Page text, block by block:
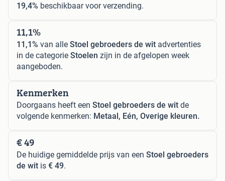
19,4% beschikbaar voor verzending.
11,1%
11,1% van alle Stoel gebroeders de wit advertenties
in de categorie Stoelen zijn in de afgelopen week
aangeboden.
Kenmerken
Doorgaans heeft een Stoel gebroeders de wit de
volgende kenmerken: Metaal, Eén, Overige kleuren.
€ 49
De huidige gemiddelde prijs van een Stoel gebroeders
de wit is € 49.